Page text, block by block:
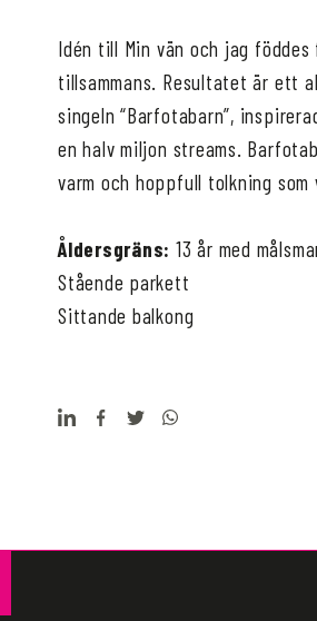
Idén till Min vän och jag
tillsammans. Resultatet är ett
singeln “Barfotabarn”,
en halv miljon streams.
varm och hoppfull tolkning
Åldersgräns: 13 år med
Stående parkett
Sittande balkong